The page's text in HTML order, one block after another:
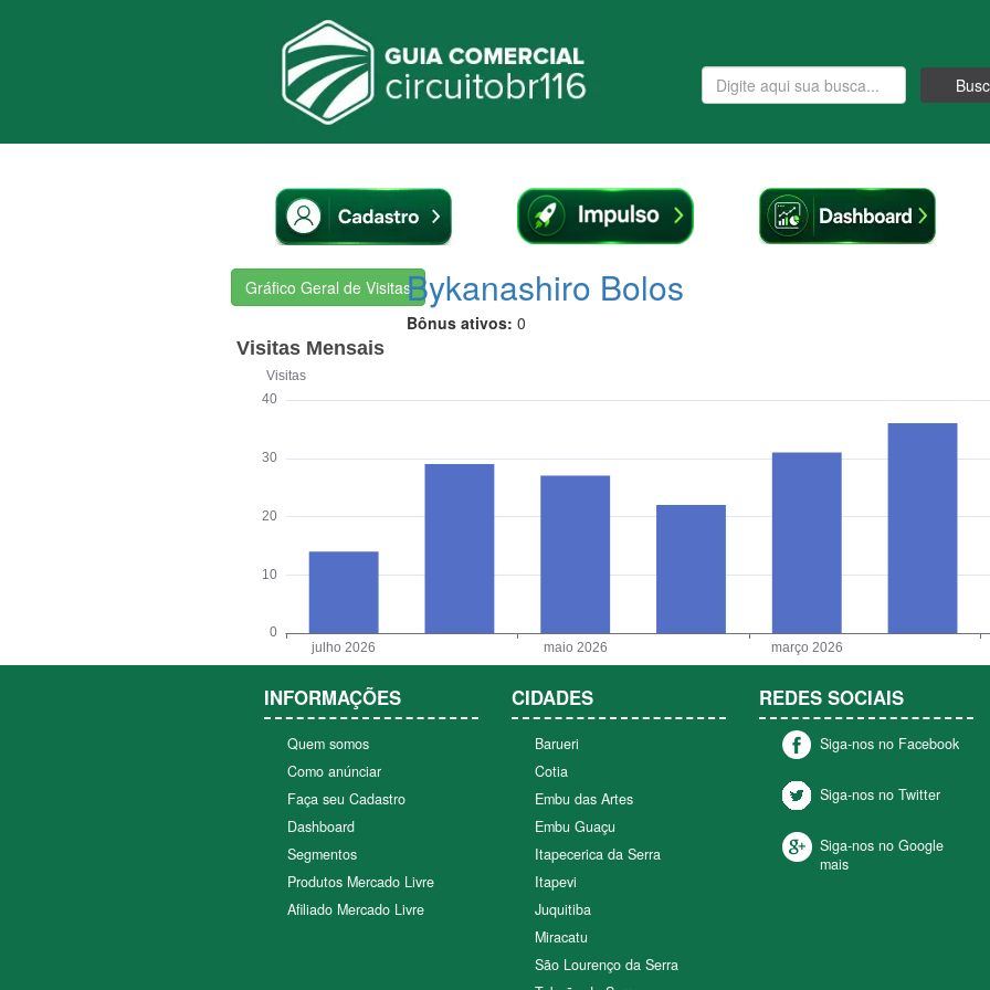
Gráfico Geral de VisitasBykanashiro Bolos
Bônus ativos: 0
INFORMAÇÕES
Quem somos
Como anúnciar
Faça seu Cadastro
Dashboard
Segmentos
Produtos Mercado Livre
Afiliado Mercado Livre
CIDADES
Barueri
Cotia
Embu das Artes
Embu Guaçu
Itapecerica da Serra
Itapevi
Juquitiba
Miracatu
São Lourenço da Serra
REDES SOCIAIS
Siga-nos no Facebook
Siga-nos no Twitter
Siga-nos no Google
mais